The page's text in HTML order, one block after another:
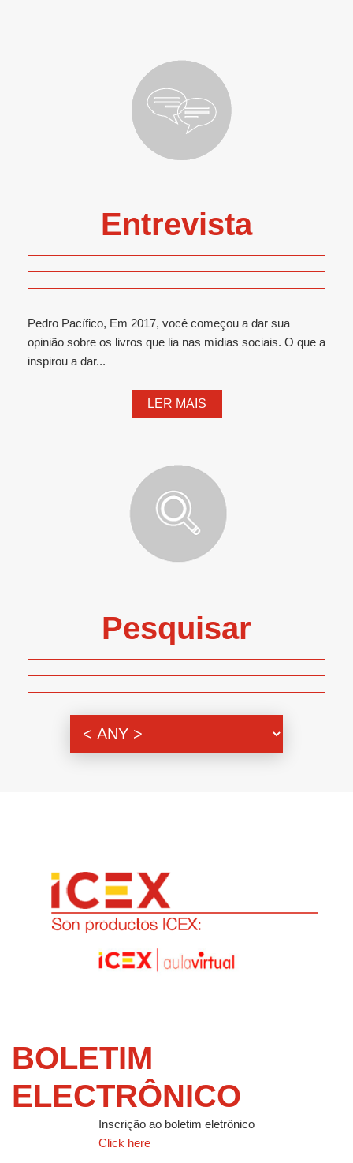
Entrevista
Pedro Pacífico, Em 2017, você começou a dar sua
opinião sobre os livros que lia nas mídias sociais. O que a
inspirou a dar...
LER MAIS
Pesquisar
BOLETIM
ELECTRÔNICO
Inscrição ao boletim eletrônico
Click here